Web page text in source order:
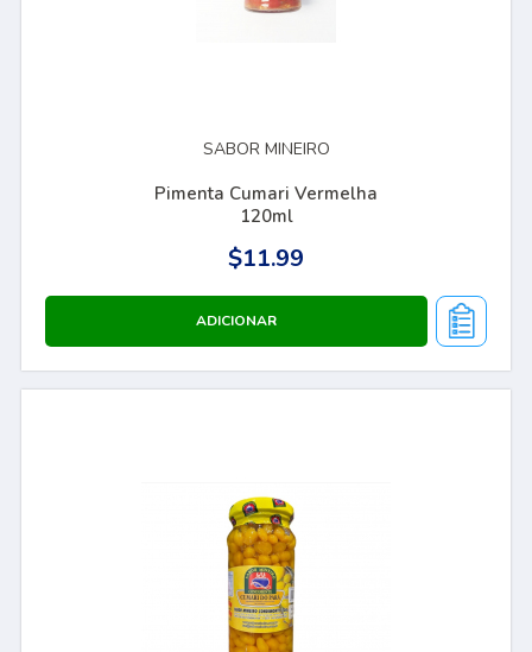
SABOR MINEIRO
Pimenta Cumari Vermelha
120ml
$11.99